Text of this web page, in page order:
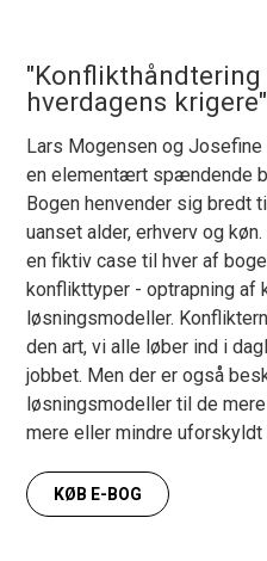
hverdagens
Lars Mogensen og
en elementært spændende
Bogen henvender sig bredt
uanset alder, erhverv og
en fiktiv case til hver af
konflikttyper - optrapning af
løsningsmodeller.
den art, vi alle løber ind i
jobbet. Men der er også
løsningsmodeller til de
mere eller mindre uforskyldt
KØB E-BOG